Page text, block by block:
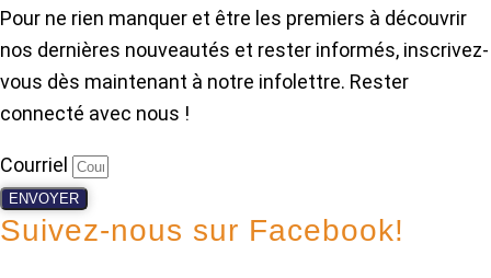
Pour ne rien manquer et être les premiers à découvrir
nos dernières nouveautés et rester informés, inscrivez-
vous dès maintenant à notre infolettre. Rester
connecté avec nous !
Courriel
ENVOYER
Suivez-nous sur Facebook!